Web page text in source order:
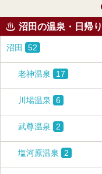
沼田の温泉・日帰
沼田 52
老神温泉 17
川場温泉 6
武尊温泉 2
塩河原温泉 2